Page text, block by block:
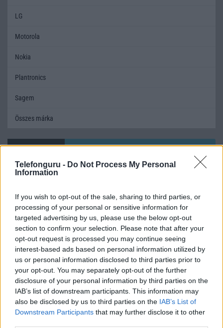
Telefonguru - Do Not Process My Personal
Information
If you wish to opt-out of the sale, sharing to third parties, or
processing of your personal or sensitive information for
targeted advertising by us, please use the below opt-out
section to confirm your selection. Please note that after your
opt-out request is processed you may continue seeing
interest-based ads based on personal information utilized by
us or personal information disclosed to third parties prior to
your opt-out. You may separately opt-out of the further
disclosure of your personal information by third parties on the
IAB’s list of downstream participants. This information may
also be disclosed by us to third parties on the IAB’s List of
Downstream Participants that may further disclose it to other
LG
Motorola
Nokia
Plantronics
Sagem
Összes márka
Mennyibe kerül
Keressen a telefonboltok ajánlatai között!
TELEFONOK GYORSLISTA
Márka :
Tipus :